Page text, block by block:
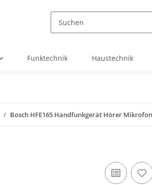
Funktechnik Haustechnik
Bosch HFE165 Handfunkgerät Hörer